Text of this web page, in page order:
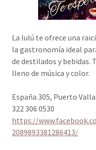
La lulú te ofrece una
la gastronomía ideal
de destilados y bebidas.
lleno de música y color.
España 305, Puerto
322 306 0530
https://
2089893381286413/